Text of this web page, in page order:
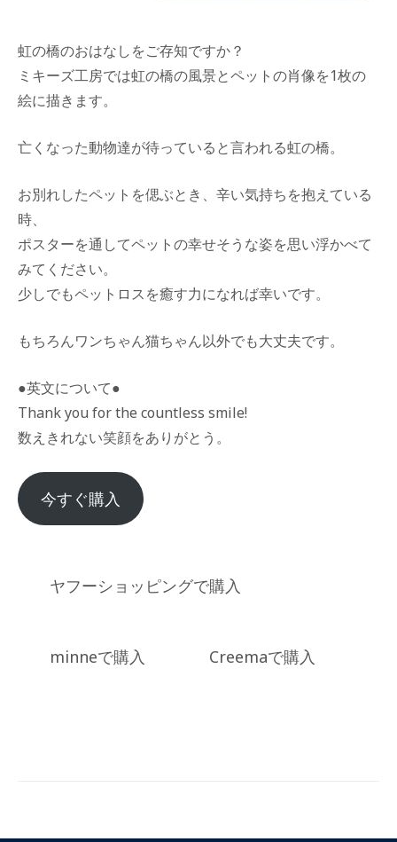
虹の橋のおはなしをご存知ですか？
ミキーズ工房では虹の橋の風景とペットの肖像を1枚の
絵に描きます。
亡くなった動物達が待っていると言われる虹の橋。
お別れしたペットを偲ぶとき、辛い気持ちを抱えている
時、
ポスターを通してペットの幸せそうな姿を思い浮かべて
みてください。
少しでもペットロスを癒す力になれば幸いです。
もちろんワンちゃん猫ちゃん以外でも大丈夫です。
●英文について●
Thank you for the countless smile!
数えきれない笑顔をありがとう。
今すぐ購入
ヤフーショッピングで購入
minneで購入 Creemaで購入